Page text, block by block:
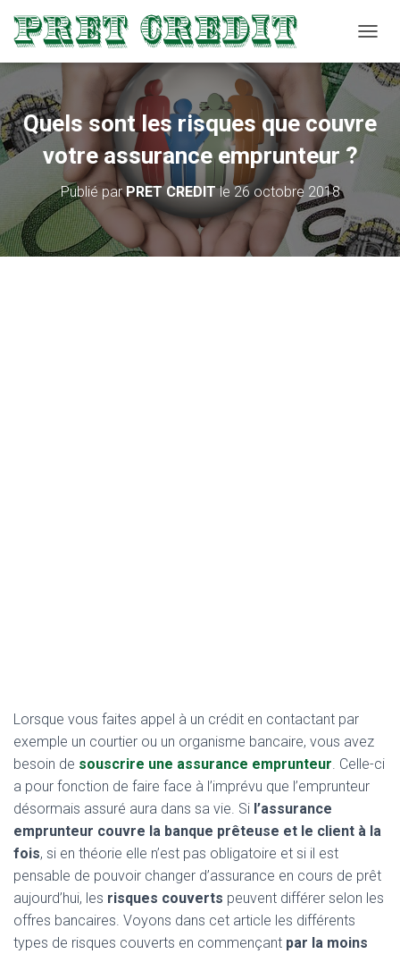
É
E
V
I
Quels sont les risques que couvre
votre assurance emprunteur ?
Publié parPRET CREDITle 26 octobre 2018
Lorsque vous faites appel à un crédit en contactant par
exemple un courtier ou un organisme bancaire, vous avez
besoin de souscrire une assurance emprunteur. Celle-ci
a pour fonction de faire face à l’imprévu que l’emprunteur
désormais assuré aura dans sa vie. Si l’assurance
emprunteur couvre la banque prêteuse et le client à la
fois, si en théorie elle n’est pas obligatoire et si il est
pensable de pouvoir changer d’assurance en cours de prêt
aujourd’hui, les risques couverts peuvent différer selon les
offres bancaires. Voyons dans cet article les différents
types de risques couverts en commençant par la moins